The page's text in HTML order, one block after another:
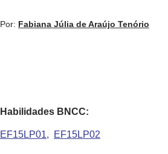
Por: Fabiana Júlia de Araújo Tenório
Habilidades BNCC:
EF15LP01 EF15LP02